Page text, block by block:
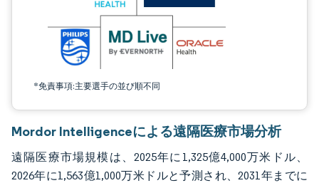
*免責事項:主要選手の並び順不同
Mordor Intelligenceによる遠隔医療市場分析
遠隔医療市場規模は、2025年に1,325億4,000万米ドル、
2026年に1,563億1,000万米ドルと予測され、2031年までに